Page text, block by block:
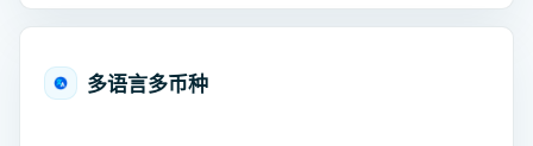
多语言多币种